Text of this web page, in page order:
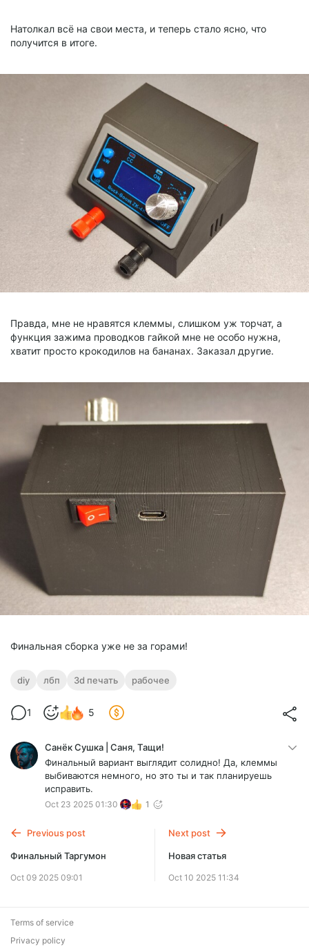
Натолкал всё на свои места, и теперь стало ясно, что
получится в итоге.
Правда, мне не нравятся клеммы, слишком уж торчат, а
функция зажима проводков гайкой мне не особо нужна,
хватит просто крокодилов на бананах. Заказал другие.
Финальная сборка уже не за горами!
diy лбп 3d печать рабочее
1 5
Санёк Сушка | Саня, Тащи!
Финальный вариант выглядит солидно! Да, клеммы
выбиваются немного, но это ты и так планируешь
исправить.
Oct 23 2025 01:30 1
Previous post
Финальный Таргумон
Oct 09 2025 09:01
Next post
Новая статья
Oct 10 2025 11:34
Terms of service
Privacy policy